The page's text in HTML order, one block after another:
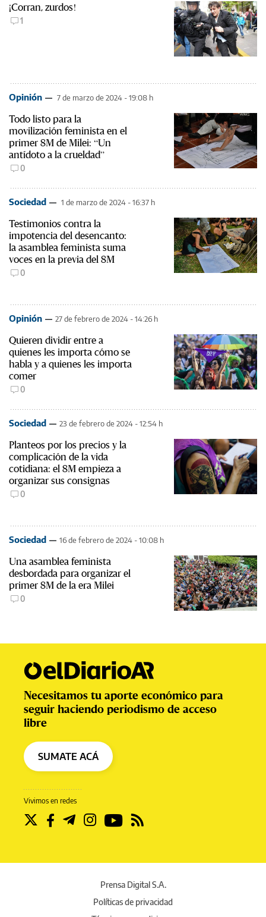
¡Corran, zurdos!
1
Opinión 7 de marzo de 2024 - 19:08 h
Todo listo para la
movilización feminista en el
primer 8M de Milei: “Un
antídoto a la crueldad”
0
Sociedad 1 de marzo de 2024 - 16:37 h
Testimonios contra la
impotencia del desencanto:
la asamblea feminista suma
voces en la previa del 8M
0
Opinión 27 de febrero de 2024 - 14:26 h
Quieren dividir entre a
quienes les importa cómo se
habla y a quienes les importa
comer
0
Sociedad 23 de febrero de 2024 - 12:54 h
Planteos por los precios y la
complicación de la vida
cotidiana: el 8M empieza a
organizar sus consignas
0
Sociedad 16 de febrero de 2024 - 10:08 h
Una asamblea feminista
desbordada para organizar el
primer 8M de la era Milei
0
Vivimos en redes
Necesitamos tu aporte económico para
seguir haciendo periodismo de acceso
libre
SUMATE ACÁ
Prensa Digital S.A.
Políticas de privacidad